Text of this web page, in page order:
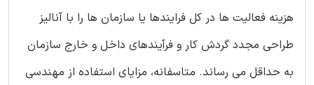
هزینه فعالیت ها در کل فرایندها یا سازمان ها را با آنالیز
طراحی مجدد گردش کار و فرآیندهای داخل و خارج سازمان
به حداقل می رساند. متاسفانه، مزایای استفاده از مهندسی